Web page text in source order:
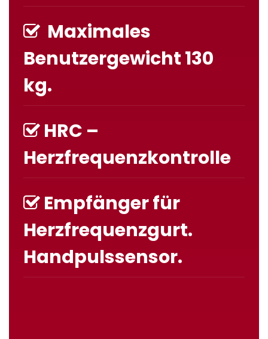
Maximales
Benutzergewicht 130
kg.
HRC –
Herzfrequenzkontrolle
Empfänger für
Herzfrequenzgurt.
Handpulssensor.